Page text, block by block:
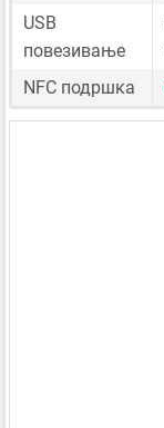
USB
повезивање
NFC подршка